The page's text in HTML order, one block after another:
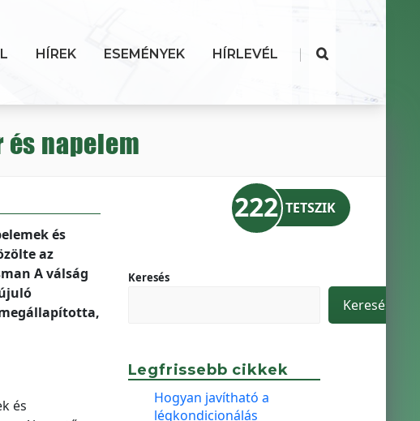
HÍREK ESEMÉNYEK HÍRLEVÉL |
napelem
és
az
A válság
és
222 TETSZIK
Keresés
Keresés
Legfrissebb cikkek
Hogyan javítható a
légkondicionálás